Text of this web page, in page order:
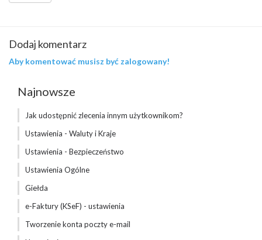
Dodaj komentarz
Aby komentować musisz być zalogowany!
Najnowsze
Jak udostępnić zlecenia innym użytkownikom?
Ustawienia - Waluty i Kraje
Ustawienia - Bezpieczeństwo
Ustawienia Ogólne
Giełda
e-Faktury (KSeF) - ustawienia
Tworzenie konta poczty e-mail